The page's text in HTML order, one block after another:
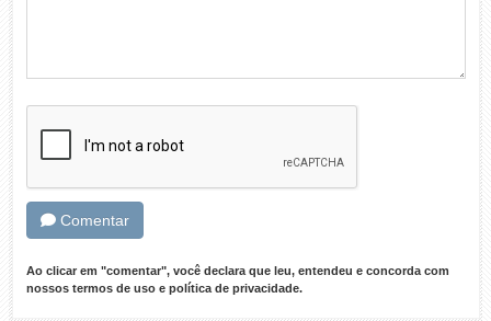
Comentar
Ao clicar em "comentar", você declara que leu, entendeu e concorda com
nossos termos de usoe política de privacidade.